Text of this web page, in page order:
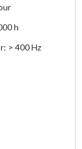
h
> 400 Hz